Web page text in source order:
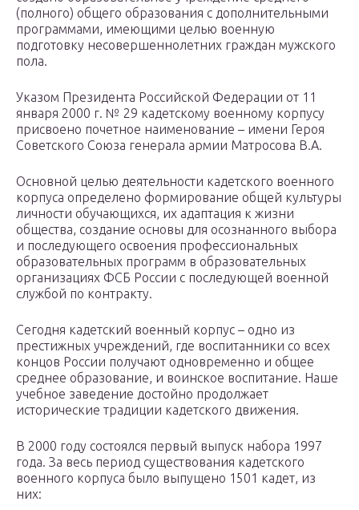
(полного) общего образования с дополнительными
программами, имеющими целью военную
подготовку несовершеннолетних граждан мужского
пола.
Указом Президента Российской Федерации от 11
января 2000 г. № 29 кадетскому военному корпусу
присвоено почетное наименование – имени Героя
Советского Союза генерала армии Матросова В.А.
Основной целью деятельности кадетского военного
корпуса определено формирование общей культуры
личности обучающихся, их адаптация к жизни
общества, создание основы для осознанного выбора
и последующего освоения профессиональных
образовательных программ в образовательных
организациях ФСБ России с последующей военной
службой по контракту.
Сегодня кадетский военный корпус – одно из
престижных учреждений, где воспитанники со всех
концов России получают одновременно и общее
среднее образование, и воинское воспитание. Наше
учебное заведение достойно продолжает
исторические традиции кадетского движения.
В 2000 году состоялся первый выпуск набора 1997
года. За весь период существования кадетского
военного корпуса было выпущено 1501 кадет, из
них: